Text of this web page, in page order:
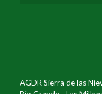
AGDR Sierra de las